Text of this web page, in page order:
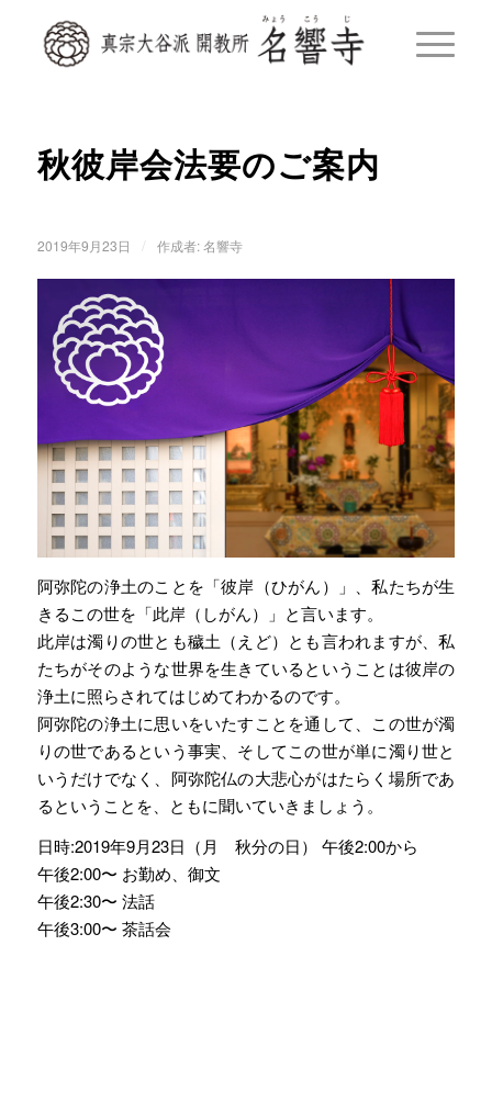
秋彼岸会法要のご案内
2019年9月23日 作成者:名響寺
阿弥陀の浄土のことを「彼岸（ひがん）」、私たちが生
きるこの世を「此岸（しがん）」と言います。
此岸は濁りの世とも穢土（えど）とも言われますが、私
たちがそのような世界を生きているということは彼岸の
浄土に照らされてはじめてわかるのです。
阿弥陀の浄土に思いをいたすことを通して、この世が濁
りの世であるという事実、そしてこの世が単に濁り世と
いうだけでなく、阿弥陀仏の大悲心がはたらく場所であ
るということを、ともに聞いていきましょう。
日時:2019年9月23日（月 秋分の日） 午後2:00から
午後2:00〜 お勤め、御文
午後2:30〜 法話
午後3:00〜 茶話会